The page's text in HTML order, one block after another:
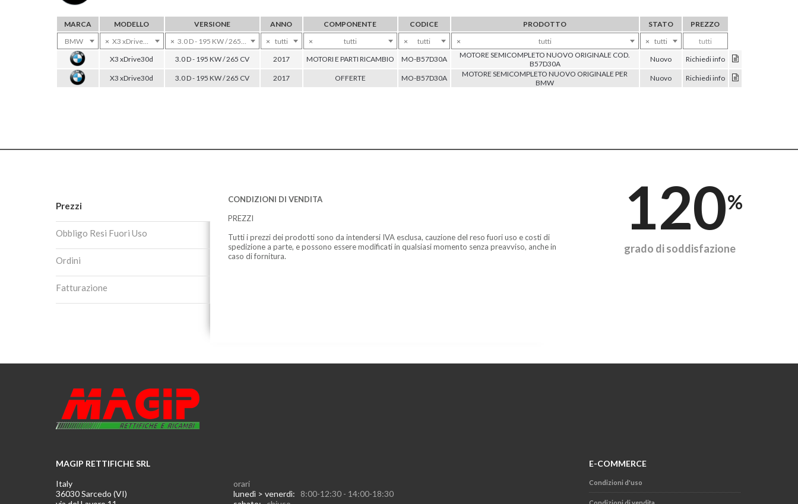
MARCA MODELLO VERSIONE ANNO COMPONENTE CODICE PRODOTTO STATO
PREZZO
BMW
× X3 xDrive30d × 3.0 D - 195 KW / 265 CV × tutti × tutti × tutti × tutti × tutti
tutti
X3 xDrive30d
3.0 D - 195 KW / 265 CV 2017 MOTORI E PARTI RICAMBIO MO-B57D30A
MOTORE SEMICOMPLETO NUOVO ORIGINALE COD.
B57D30A
Nuovo Richiedi info
X3 xDrive30d 3.0 D - 195 KW / 265 CV 2017 OFFERTE MO-B57D30A
MOTORE SEMICOMPLETO NUOVO ORIGINALE PER
BMW
Nuovo Richiedi info
Prezzi
Obbligo Resi Fuori Uso
Ordini
Fatturazione
CONDIZIONI DI VENDITA
PREZZI
Tutti i prezzi dei prodotti sono da intendersi IVA esclusa, cauzione del reso fuori uso e costi di
spedizione a parte, e possono essere modificati in qualsiasi momento senza preavviso, anche in
caso di fornitura.
120%
grado di soddisfazione
MAGIP RETTIFICHE SRL
Italy
36030 Sarcedo (VI)
orari
lunedì > venerdì: 8:00-12:30 - 14:00-18:30
E-COMMERCE
Condizioni d'uso